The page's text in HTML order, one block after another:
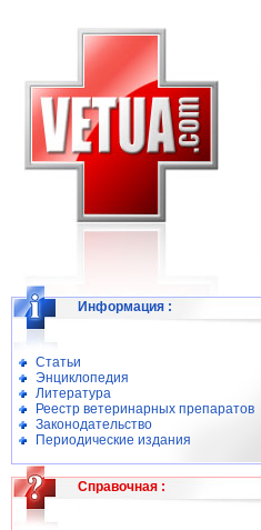
Информация :
Статьи
Энциклопедия
Литература
Реестр ветеринарных препаратов
Законодательство
Периодические издания
Справочная :